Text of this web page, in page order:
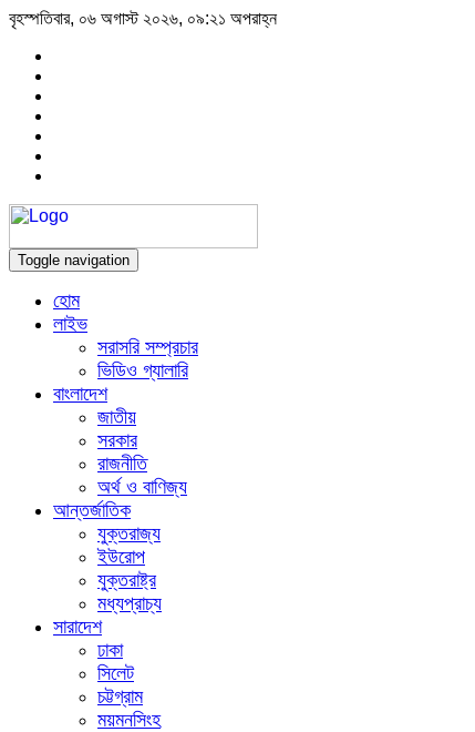
বৃহস্পতিবার, ০৬ অগাস্ট ২০২৬, ০৯:২১ অপরাহ্ন
Toggle navigation
হোম
লাইভ
সরাসরি সম্প্রচার
ভিডিও গ্যালারি
বাংলাদেশ
জাতীয়
সরকার
রাজনীতি
অর্থ ও বাণিজ্য
আন্তর্জাতিক
যুক্তরাজ্য
ইউরোপ
যুক্তরাষ্ট্র
মধ্যপ্রাচ্য
সারাদেশ
ঢাকা
সিলেট
চট্টগ্রাম
ময়মনসিংহ